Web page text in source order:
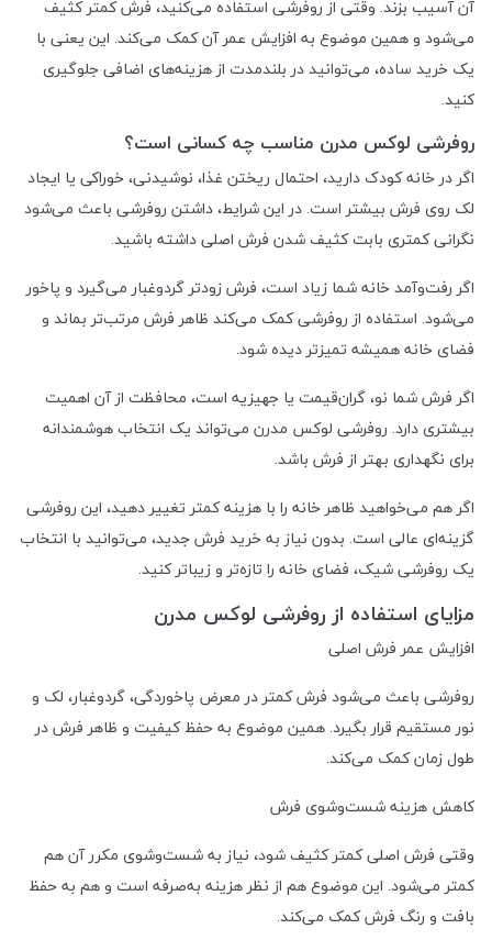
آن آسیب بزند. وقتی از روفرشی استفاده می‌کنید، فرش کمتر کثیف
می‌شود و همین موضوع به افزایش عمر آن کمک می‌کند. این یعنی با
یک خرید ساده، می‌توانید در بلندمدت از هزینه‌های اضافی جلوگیری
کنید.
روفرشی لوکس مدرن مناسب چه کسانی است؟
اگر در خانه کودک دارید، احتمال ریختن غذا، نوشیدنی، خوراکی یا ایجاد
لک روی فرش بیشتر است. در این شرایط، داشتن روفرشی باعث می‌شود
نگرانی کمتری بابت کثیف شدن فرش اصلی داشته باشید.
اگر رفت‌وآمد خانه شما زیاد است، فرش زودتر گردوغبار می‌گیرد و پاخور
می‌شود. استفاده از روفرشی کمک می‌کند ظاهر فرش مرتب‌تر بماند و
فضای خانه همیشه تمیزتر دیده شود.
اگر فرش شما نو، گران‌قیمت یا جهیزیه است، محافظت از آن اهمیت
بیشتری دارد. روفرشی لوکس مدرن می‌تواند یک انتخاب هوشمندانه
برای نگهداری بهتر از فرش باشد.
اگر هم می‌خواهید ظاهر خانه را با هزینه کمتر تغییر دهید، این روفرشی
گزینه‌ای عالی است. بدون نیاز به خرید فرش جدید، می‌توانید با انتخاب
یک روفرشی شیک، فضای خانه را تازه‌تر و زیباتر کنید.
مزایای استفاده از روفرشی لوکس مدرن
افزایش عمر فرش اصلی
روفرشی باعث می‌شود فرش کمتر در معرض پاخوردگی، گردوغبار، لک و
نور مستقیم قرار بگیرد. همین موضوع به حفظ کیفیت و ظاهر فرش در
طول زمان کمک می‌کند.
کاهش هزینه شست‌وشوی فرش
وقتی فرش اصلی کمتر کثیف شود، نیاز به شست‌وشوی مکرر آن هم
کمتر می‌شود. این موضوع هم از نظر هزینه به‌صرفه است و هم به حفظ
بافت و رنگ فرش کمک می‌کند.